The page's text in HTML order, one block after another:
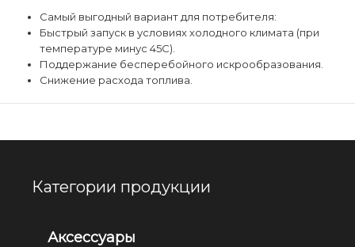
Самый выгодный вариант для потребителя:
Быстрый запуск в условиях холодного климата (при
температуре минус 45С).
Поддержание бесперебойного искрообразования.
Снижение расхода топлива.
Категории продукции
Аксессуары